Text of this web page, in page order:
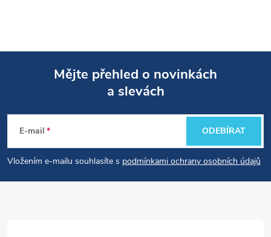
p
a
Mějte přehled o novinkách
a slevách
E-mail
Vložením e-mailu souhlasíte s podmínkami ochrany osobních údajů
ODEBÍRAT